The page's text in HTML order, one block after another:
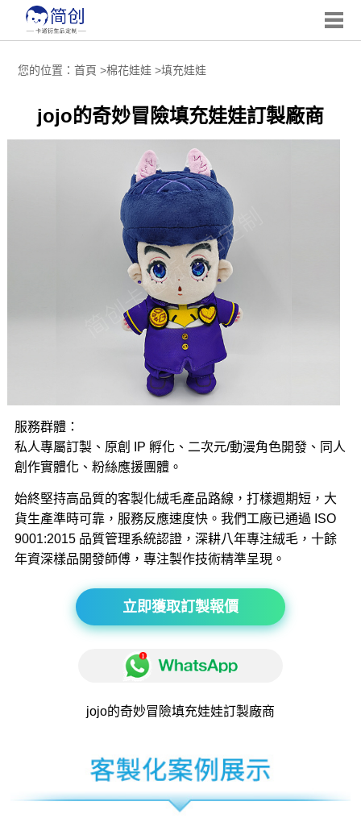
您的位置： 首頁 >棉花娃娃>填充娃娃
jojo的奇妙冒險填充娃娃訂製廠商
服務群體：
私人專屬訂製、原創 IP 孵化、二次元/動漫角色開發、同人
創作實體化、粉絲應援團體。
始終堅持高品質的客製化絨毛產品路線，打樣週期短，大
貨生產準時可靠，服務反應速度快。我們工廠已通過 ISO
9001:2015 品質管理系統認證，深耕八年專注絨毛，十餘
年資深樣品開發師傅，專注製作技術精準呈現。
立即獲取訂製報價
jojo的奇妙冒險填充娃娃訂製廠商